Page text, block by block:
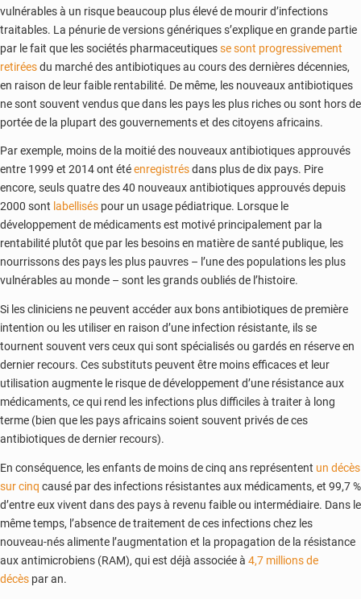
vulnérables à un risque beaucoup plus élevé de mourir d’infections
traitables. La pénurie de versions génériques s’explique en grande partie
par le fait que les sociétés pharmaceutiquesse sont progressivement
retiréesdu marché des antibiotiques au cours des dernières décennies,
en raison de leur faible rentabilité. De même, les nouveaux antibiotiques
ne sont souvent vendus que dans les pays les plus riches ou sont hors de
portée de la plupart des gouvernements et des citoyens africains.
Par exemple, moins de la moitié des nouveaux antibiotiques approuvés
entre 1999 et 2014 ont étéenregistrésdans plus de dix pays. Pire
encore, seuls quatre des 40 nouveaux antibiotiques approuvés depuis
2000 sont labellisés pour un usage pédiatrique. Lorsque le
développement de médicaments est motivé principalement par la
rentabilité plutôt que par les besoins en matière de santé publique, les
nourrissons des pays les plus pauvres – l’une des populations les plus
vulnérables au monde – sont les grands oubliés de l’histoire.
Si les cliniciens ne peuvent accéder aux bons antibiotiques de première
intention ou les utiliser en raison d’une infection résistante, ils se
tournent souvent vers ceux qui sont spécialisés ou gardés en réserve en
dernier recours. Ces substituts peuvent être moins efficaces et leur
utilisation augmente le risque de développement d’une résistance aux
médicaments, ce qui rend les infections plus difficiles à traiter à long
terme (bien que les pays africains soient souvent privés de ces
antibiotiques de dernier recours).
En conséquence, les enfants de moins de cinq ans représentent un décès
sur cinq causé par des infections résistantes aux médicaments, et 99,7 %
d’entre eux vivent dans des pays à revenu faible ou intermédiaire. Dans le
même temps, l’absence de traitement de ces infections chez les
nouveau-nés alimente l’augmentation et la propagation de la résistance
aux antimicrobiens (RAM), qui est déjà associée à 4,7 millions de
décès par an.